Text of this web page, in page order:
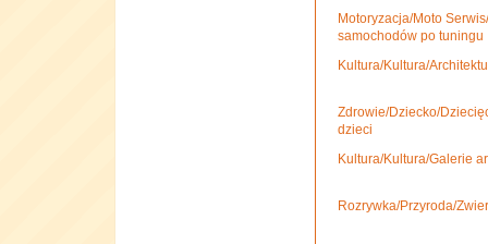
Motoryzacja/Moto
samochodów po tuningu
Kultura/Kultura/
Zdrowie/Dziecko/
dzieci
Kultura/Kultura/Galerie
Rozrywka/Przyroda/